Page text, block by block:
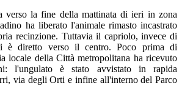
verso la fine della mattinata di ieri in zona
ha liberato l'animale rimasto incastrato
recinzione. Tuttavia il capriolo, invece di
è diretto verso il centro. Poco prima di
locale della Città metropolitana ha ricevuto
l'ungulato è stato avvistato in rapida
via degli Orti e infine all'interno del Parco